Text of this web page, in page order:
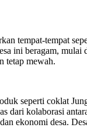
tempat-tempat
ini beragam,
tetap mewah.
seperti coklat
dari kolaborasi
ekonomi desa.